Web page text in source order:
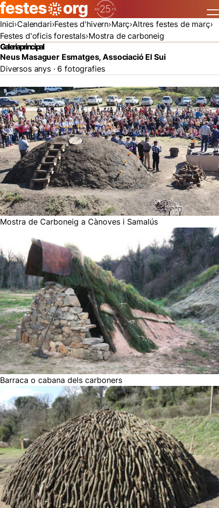
Inici Calendari Festes d'hivern Març Altres festes de març
Festes d'oficis forestals Mostra de carboneig
Galeria principal
Neus Masaguer Esmatges, Associació El Sui
Diversos anys · 6 fotografies
Mostra de Carboneig a Cànoves i Samalús
Barraca o cabana dels carboners